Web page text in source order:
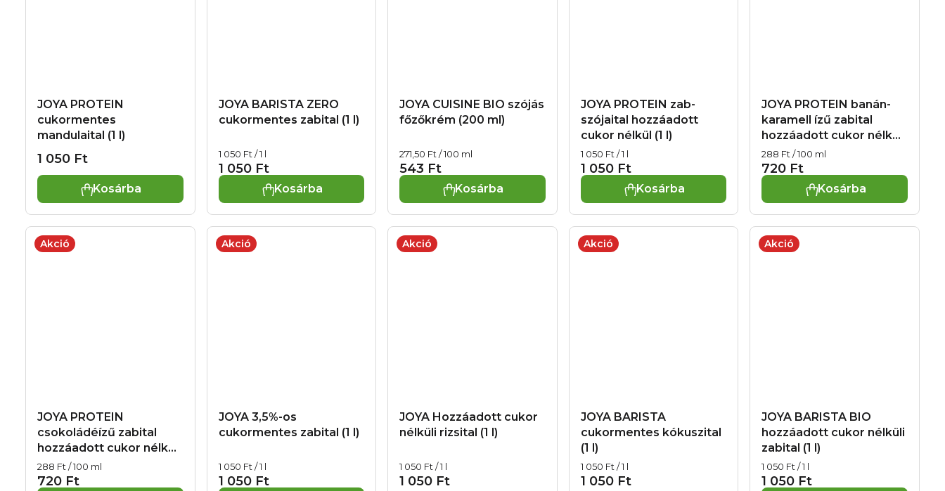
JOYA PROTEIN
cukormentes
mandulaital (1 l)
1 050 Ft
Kosárba
JOYA BARISTA ZERO
cukormentes zabital (1 l)
1 050 Ft
Egységár:
1 050 Ft / 1 l
Kosárba
JOYA CUISINE BIO szójás
főzőkrém (200 ml)
543 Ft
Egységár:
271,50 Ft / 100 ml
Kosárba
JOYA PROTEIN zab-
szójaital hozzáadott
cukor nélkül (1 l)
1 050 Ft
Egységár:
1 050 Ft / 1 l
Kosárba
JOYA PROTEIN banán-
karamell ízű zabital
hozzáadott cukor nélkül
(250 ml)
720 Ft
Egységár:
288 Ft / 100 ml
Kosárba
Akció
JOYA PROTEIN
csokoládéízű zabital
hozzáadott cukor nélkül
(250 ml)
720 Ft
Egységár:
288 Ft / 100 ml
Akció
JOYA 3,5%-os
cukormentes zabital (1 l)
1 050 Ft
Egységár:
1 050 Ft / 1 l
Akció
JOYA Hozzáadott cukor
nélküli rizsital (1 l)
1 050 Ft
Egységár:
1 050 Ft / 1 l
Akció
JOYA BARISTA
cukormentes kókuszital
(1 l)
1 050 Ft
Egységár:
1 050 Ft / 1 l
Akció
JOYA BARISTA BIO
hozzáadott cukor nélküli
zabital (1 l)
1 050 Ft
Egységár:
1 050 Ft / 1 l